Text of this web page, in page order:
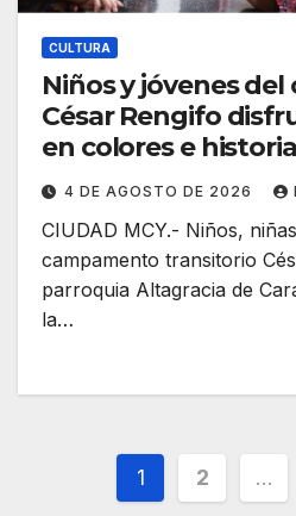
CULTURA
Niños y jóvenes
César Rengifo
en colores e
4 DE AGOSTO DE 2026
CIUDAD MCY.- Niños,
campamento transitorio
parroquia Altagracia de
la…
Posts
1 2 …